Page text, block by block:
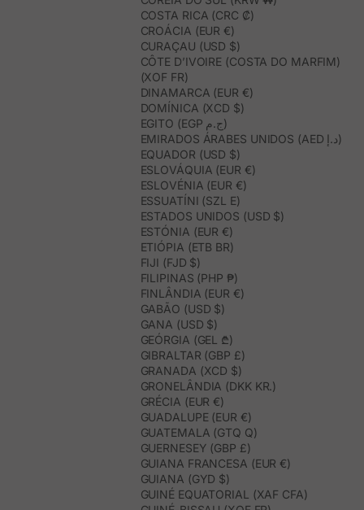
COSTA RICA (CRC ₡)
CROÁCIA (EUR €)
CURAÇAU (USD $)
CÔTE D’IVOIRE (COSTA DO MARFIM)
(XOF FR)
DINAMARCA (EUR €)
DOMÍNICA (XCD $)
EGITO (EGP ج.م)
EMIRADOS ÁRABES UNIDOS (AED د.إ)
EQUADOR (USD $)
ESLOVÁQUIA (EUR €)
ESLOVÉNIA (EUR €)
ESSUATÍNI (SZL E)
ESTADOS UNIDOS (USD $)
ESTÓNIA (EUR €)
ETIÓPIA (ETB BR)
FIJI (FJD $)
FILIPINAS (PHP ₱)
FINLÂNDIA (EUR €)
GABÃO (USD $)
GANA (USD $)
GEÓRGIA (GEL ₾)
GIBRALTAR (GBP £)
GRANADA (XCD $)
GRONELÂNDIA (DKK KR.)
GRÉCIA (EUR €)
GUADALUPE (EUR €)
GUATEMALA (GTQ Q)
GUERNESEY (GBP £)
GUIANA FRANCESA (EUR €)
GUIANA (GYD $)
GUINÉ EQUATORIAL (XAF CFA)